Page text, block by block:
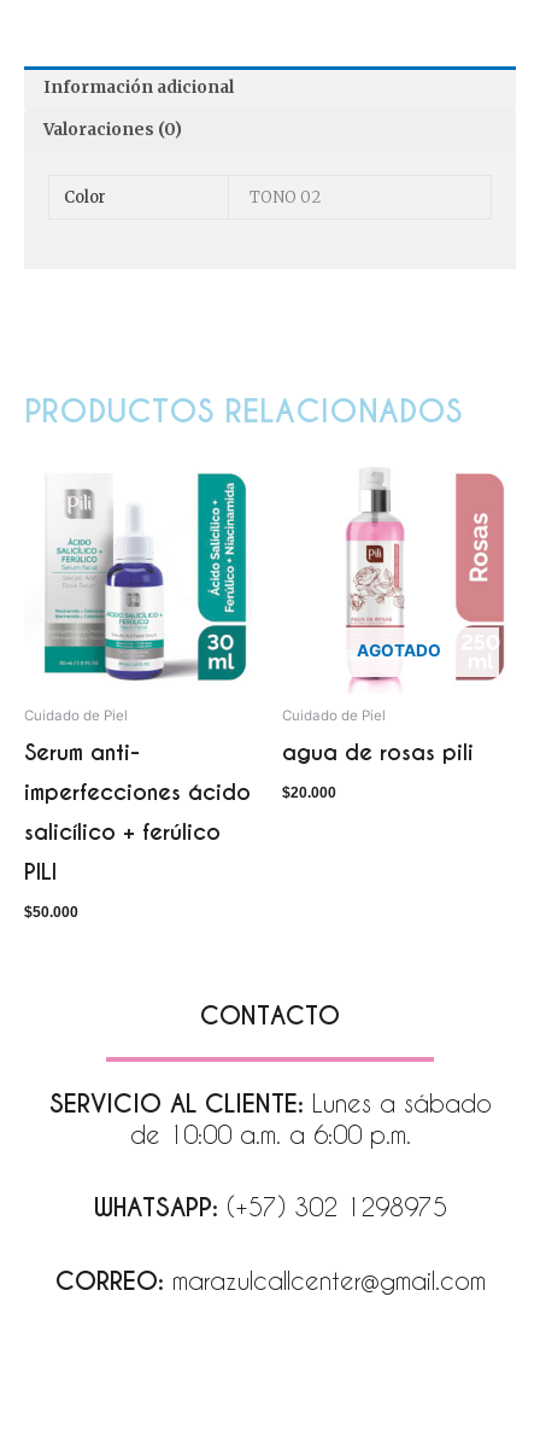
PRODUCTOS RELACIONADOS
Cuidado de Piel
Serum anti-
imperfecciones ácido
salicílico + ferúlico
PILI
$50.000
AGOTADO
Cuidado de Piel
agua de rosas pili
$20.000
Información adicional
Valoraciones (0)
Color TONO 02
CONTACTO
SERVICIO AL CLIENTE: Lunes a sábado
de 10:00 a.m. a 6:00 p.m.
WHATSAPP: (+57) 302 1298975
CORREO: marazulcallcenter@gmail.com